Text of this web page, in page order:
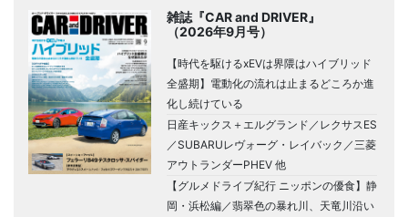
雑誌『CAR and DRIVER』
（2026年9月号）
【時代を駆けるxEVは界隈はハイブリッド
全盛期】電動化の流れは止まるどころか進
化し続けている
日産キックス＋エルグランド／レクサスES
／SUBARUレヴォーグ・レイバック／三菱
アウトランダーPHEV 他
【グルメドライブ紀行 ニッポンの優食】静
岡・浜松編／翡翠色の暴れ川、天竜川沿い